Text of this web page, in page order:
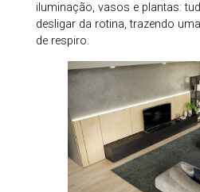
iluminação, vasos e plantas:
desligar da rotina, trazendo
de respiro.